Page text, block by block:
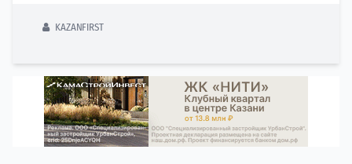
KAZANFIRST